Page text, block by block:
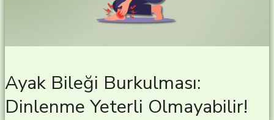
Ayak Bileği Burkulması:
Dinlenme Yeterli Olmayabilir!